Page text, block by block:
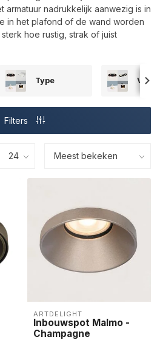
nadrukkelijk aanwezig is in
in het plafond of de wand worden
hoe rustig, strak of juist
Type Vorm
Filters
ARTDELIGHT
Inbouwspot Malmo -
Champagne